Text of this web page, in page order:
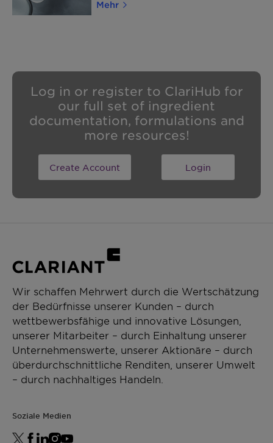
Mehr
Log in or register to ClariHub for
our full set of ingredient
documentation, formulations and
more resources!
Create Account Login
Wir schaffen Mehrwert durch die Wertschätzung
der Bedürfnisse unserer Kunden – durch
wettbewerbsfähige und innovative Lösungen,
unserer Mitarbeiter – durch Einhaltung unserer
Unternehmenswerte, unserer Aktionäre – durch
überdurchschnittliche Renditen, unserer Umwelt
– durch nachhaltiges Handeln.
Soziale Medien